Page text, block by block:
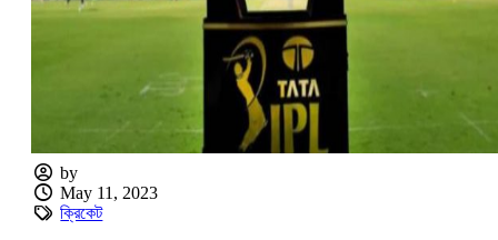
by
May 11, 2023
ক্রিকেট